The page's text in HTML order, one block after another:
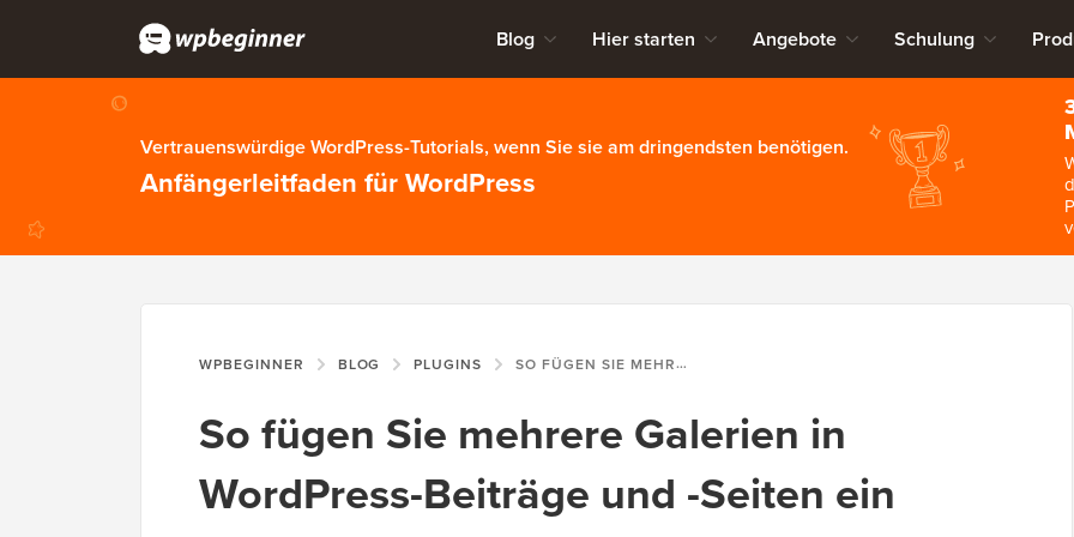
Blog Hier starten Angebote Schulung
Vertrauenswürdige WordPress-Tutorials, wenn Sie sie am dringendsten benötigen.
Anfängerleitfaden für WordPress
WPBEGINNER BLOG PLUGINS SO FÜGEN SIE MEHRERE GALERIEN IN WORDPRESS-BEITRÄGE UND -SEITEN EIN
So fügen Sie mehrere Galerien in
WordPress-Beiträge und -Seiten ein